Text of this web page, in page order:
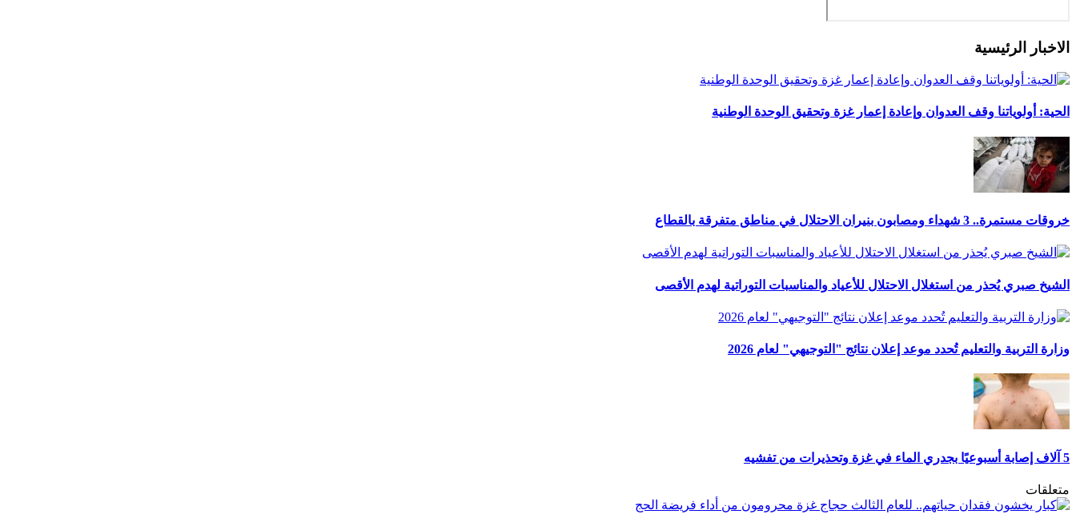
الاخبار الرئيسية
الحية: أولوياتنا وقف العدوان وإعادة إعمار غزة وتحقيق الوحدة الوطنية
خروقات مستمرة.. 3 شهداء ومصابون بنيران الاحتلال في مناطق متفرقة بالقطاع
الشيخ صبري يُحذر من استغلال الاحتلال للأعياد والمناسبات التوراتية لهدم الأقصى
وزارة التربية والتعليم تُحدد موعد إعلان نتائج "التوجيهي" لعام 2026
5 آلاف إصابة أسبوعيًا بجدري الماء في غزة وتحذيرات من تفشيه
متعلقات